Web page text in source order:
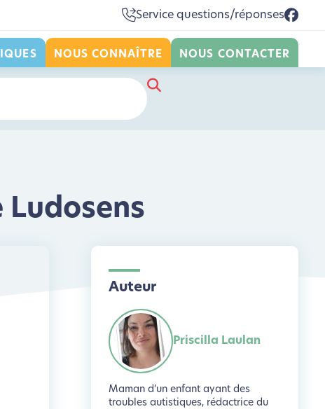
Service questions/réponses
NOUS CONNAÎTRE NOUS CONTACTER
Auteur
Priscilla Laulan
Maman d’un enfant ayant des
troubles autistiques, rédactrice du